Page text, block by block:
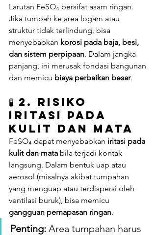
Larutan FeSO₄ bersifat asam ringan.
Jika tumpah ke area logam atau
struktur tidak terlindung, bisa
menyebabkan korosi pada baja, besi,
dan sistem perpipaan. Dalam jangka
panjang, ini merusak fondasi bangunan
dan memicu biaya perbaikan besar.
🧪 2. Risiko
Iritasi pada
Kulit dan Mata
FeSO₄ dapat menyebabkan iritasi pada
kulit dan mata bila terjadi kontak
langsung. Dalam bentuk uap atau
aerosol (misalnya akibat tumpahan
yang menguap atau terdispersi oleh
ventilasi buruk), bisa memicu
gangguan pernapasan ringan.
Penting: Area tumpahan harus